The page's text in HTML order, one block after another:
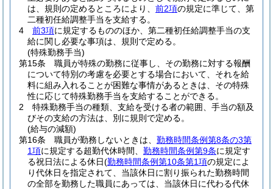
は、規則の定めるところにより、 前2項の規定に準じて、第
二種初任給調整手当を支給する。
4
前3項に規定するもののほか、第二種初任給調整手当の支
給に関し必要な事項は、規則で定める。
(特殊勤務手当)
第15条
職員が特殊の勤務に従事し、その勤務に対する報酬
について特別の考慮を必要とする場合において、それを給
料に組み入れることが困難な事情があるときは、その特殊
性に応じて特殊勤務手当を支給することができる。
2
特殊勤務手当の種類、支給を受ける者の範囲、手当の額及
びその支給の方法は、別に規則で定める。
(給与の減額)
第16条
職員が勤務しないときは、 勤務時間条例第8条の3第
1項に規定する超勤代休時間、 勤務時間条例第9条に規定す
る祝日法による休日(勤務時間条例第10条第1項の規定によ
り代休日を指定されて、当該休日に割り振られた勤務時間
の全部を勤務した職員にあっては、当該休日に代わる代休